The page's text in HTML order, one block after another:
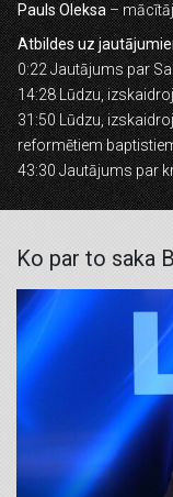
Pauls Oleksa–
Atbildes uz
0:22 Jautājums par
14:28 Lūdzu,
31:50 Lūdzu,
reformētiem
43:30 Jautājums par
Ko par to saka